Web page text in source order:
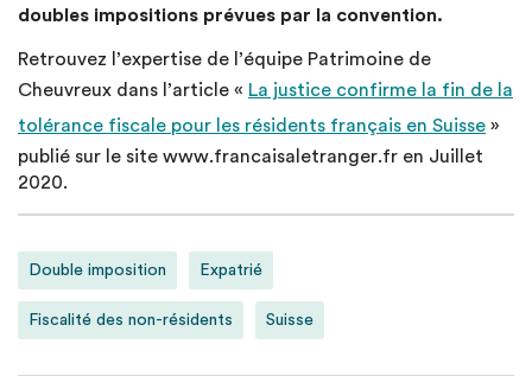
doubles impositions prévues par la convention.
Retrouvez l’expertise de l’équipe Patrimoine de
Cheuvreux dans l’article « La justice confirme la fin de la
tolérance fiscale pour les résidents français en Suisse »
publié sur le site www.francaisaletranger.fr en Juillet
2020.
Double imposition Expatrié
Fiscalité des non-résidents Suisse